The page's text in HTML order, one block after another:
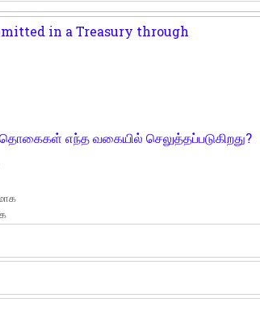
in a Treasury through
எந்த வகையில் செலுத்தப்படுகிறது?